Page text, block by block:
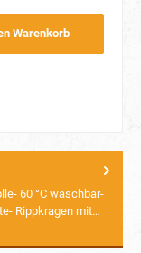
Warenkorb
60 °C waschbar-
Rippkragen mit…